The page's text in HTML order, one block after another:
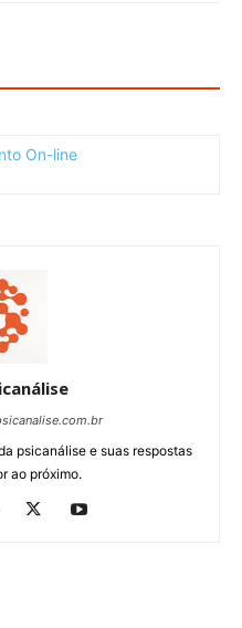
psicanálise e suas respostas
ao próximo.